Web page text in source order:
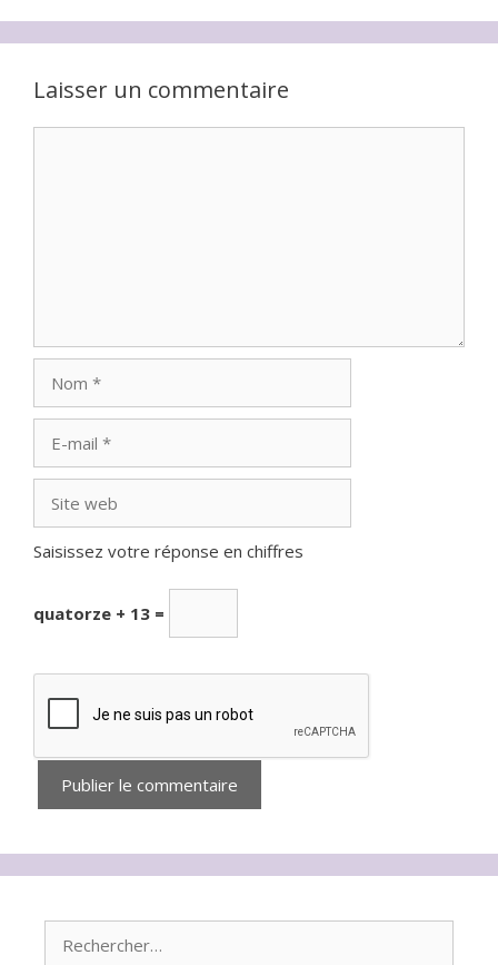
Laisser un commentaire
mail
web
Saisissez votre réponse en chiffres
quatorze + 13 =